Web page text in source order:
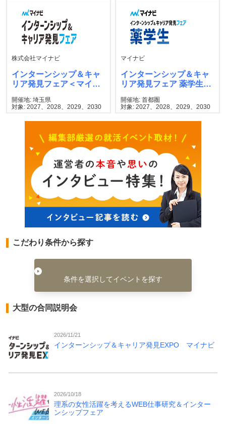
株式会社マイナビ
インターンシップ＆キャ
リア発見フェア＜マイナ
開催地: 埼玉県
対象: 2027、2028、2029、2030
マイナビ
インターンシップ＆キャ
リア発見フェア 薬学生
開催地: 首都圏
対象: 2027、2028、2029、2030
こだわり条件から探す
条件を選択してイベントを探す
大型の合同説明会
2026/11/21
インターンシップ＆キャリア発見EXPO マイナビ
2026/10/18
理系の女性活躍を考えるWEB仕事研究＆インター
ンシップフェア